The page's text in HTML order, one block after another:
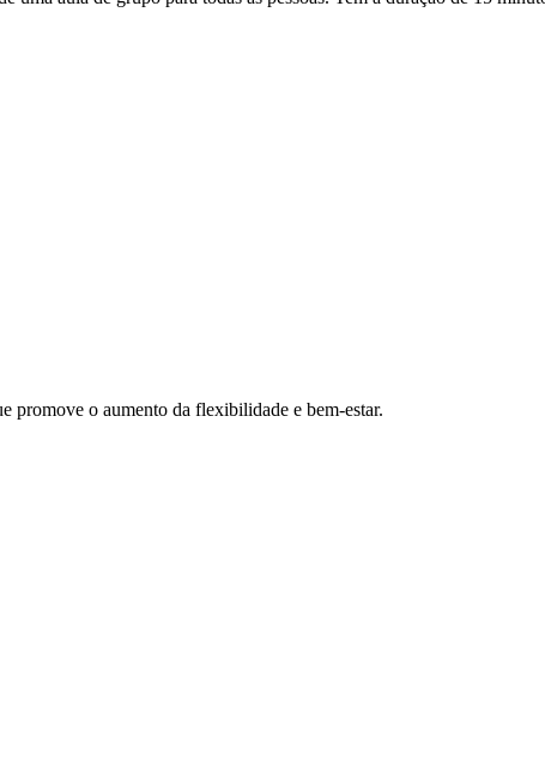
promove o aumento da flexibilidade e bem-estar.